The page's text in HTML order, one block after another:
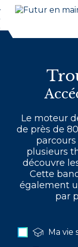
Aller
au
contenu
Aller
à
la
recherche
Le moteur
de près de
plusieurs
découvre
Cette
également
par
Ma vie
Cookies et